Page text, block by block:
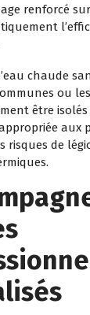
renforcé
chaude
ou
être
aux
risques de